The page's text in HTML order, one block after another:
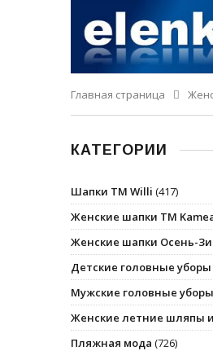
Главная страница
КАТЕГОРИИ
Шапки ТМ Willi (417)
Женские шапки ТМ
Женские шапки Осень-
Детские головные уборы
Мужские головные уборы
Женские летние шляпы
Пляжная мода (726)